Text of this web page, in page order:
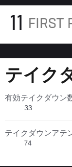
11 FIRST
テイク
有効テイクダウン
33
テイクダウンアテ
74